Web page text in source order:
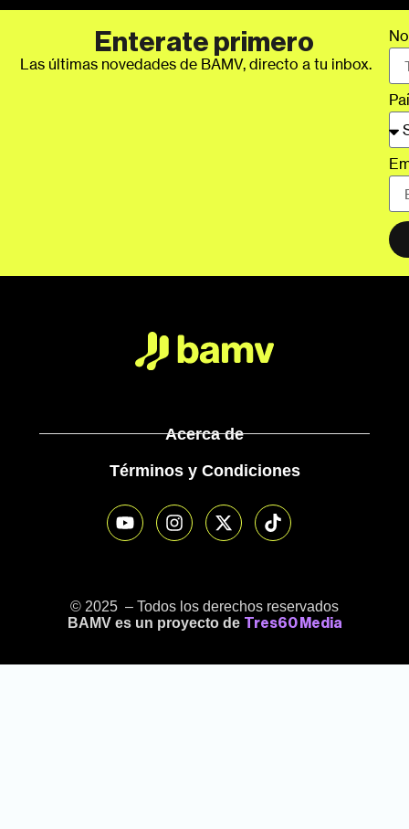
Enterate primero
Las últimas novedades de BAMV, directo a tu inbox.
Acerca de
Términos y Condiciones
© 2025 – Todos los derechos reservados
BAMV es un proyecto de Tres60 Media